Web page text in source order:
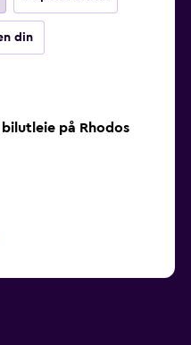
din
på Rhodos